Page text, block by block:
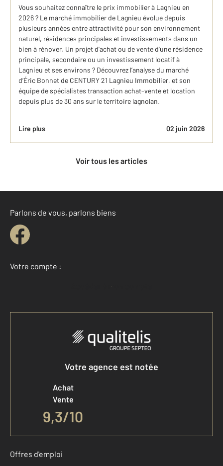
Vous souhaitez connaître le prix immobilier à Lagnieu en
2026 ? Le marché immobilier de Lagnieu évolue depuis
plusieurs années entre attractivité pour son environnement
naturel, résidences principales et investissements dans un
bien à rénover. Un projet d'achat ou de vente d'une résidence
principale, secondaire ou un investissement locatif à
Lagnieu et ses environs ? Découvrez l’analyse du marché
d’Éric Bonnet de CENTURY 21 Lagnieu Immobilier, et son
équipe de spécialistes transaction achat-vente et location
depuis plus de 30 ans sur le territoire lagnolan.
Lire plus 02 juin 2026
Voir tous les articles
Parlons de vous, parlons biens
Votre compte :
Accéder à mon compte
Votre agence est notée
Achat
Vente
9,3/10
Offres d'emploi